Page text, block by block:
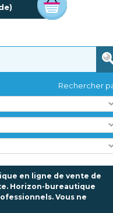
Rechercher
en ligne de vente de
Horizon-bureautique
Vous ne